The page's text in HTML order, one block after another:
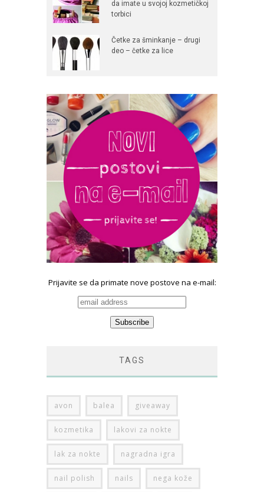
da imate u svojoj kozmetičkoj
torbici
Četke za šminkanje – drugi
deo – četke za lice
Prijavite se da primate nove postove na e-mail:
TAGS
avon balea giveaway
kozmetika lakovi za nokte
lak za nokte nagradna igra
nail polish nails nega kože